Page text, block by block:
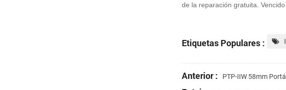
de la reparación gratuita.
Etiquetas Populares :
Anterior : PTP-IIW 58mm